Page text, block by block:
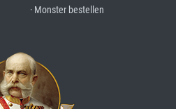
· Monster bestellen